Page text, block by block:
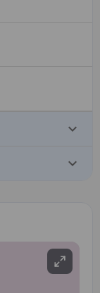
keyboard_arrow_down
keyboard_arrow_down